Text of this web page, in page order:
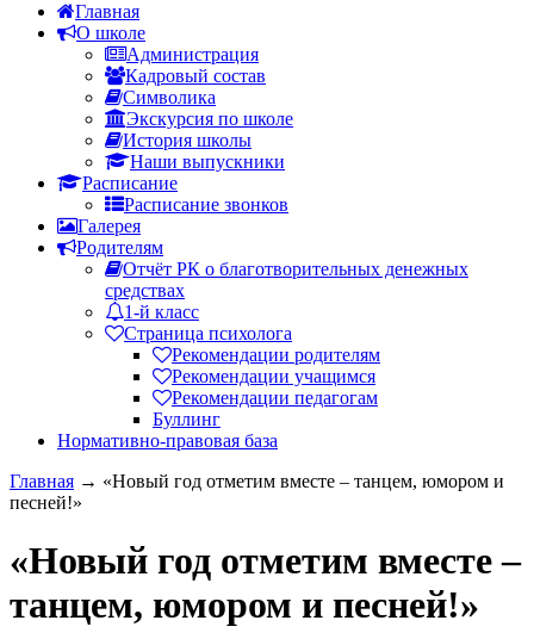
Главная
О школе
Администрация
Кадровый состав
Символика
Экскурсия по школе
История школы
Наши выпускники
Расписание
Расписание звонков
Галерея
Родителям
Отчёт РК о благотворительных денежных
средствах
1-й класс
Страница психолога
Рекомендации родителям
Рекомендации учащимся
Рекомендации педагогам
Буллинг
Нормативно-правовая база
Главная → «Новый год отметим вместе – танцем, юмором и
песней!»
«Новый год отметим вместе –
танцем, юмором и песней!»